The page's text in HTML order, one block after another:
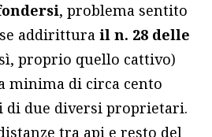
, problema sentito
addirittura il n. 28 delle
proprio quello cattivo)
minima di circa cento
due diversi proprietari.
tra api e resto del